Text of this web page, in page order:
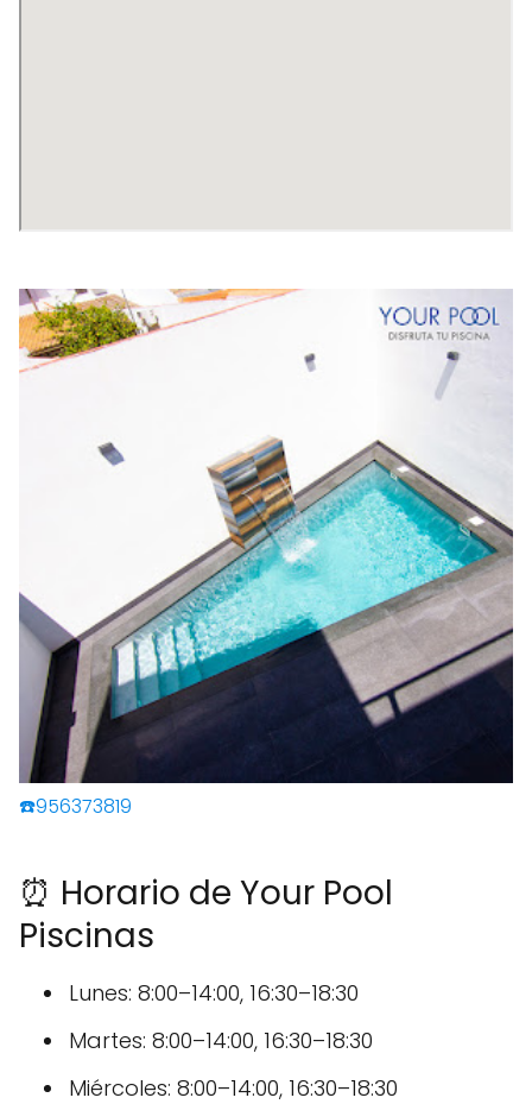
☎️956373819
⏰ Horario de Your Pool
Piscinas
Lunes: 8:00–14:00, 16:30–18:30
Martes: 8:00–14:00, 16:30–18:30
Miércoles: 8:00–14:00, 16:30–18:30